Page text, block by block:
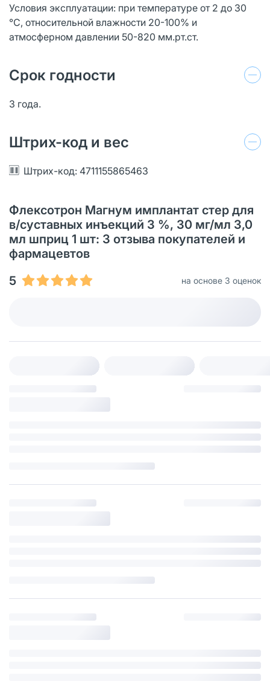
Условия эксплуатации: при температуре от 2 до 30
°C, относительной влажности 20-100% и
атмосферном давлении 50-820 мм.рт.ст.
Срок годности
3 года.
Штрих-код и вес
Штрих-код: 4711155865463
Флексотрон Магнум имплантат стер для
в/суставных инъекций 3 %, 30 мг/мл 3,0
мл шприц 1 шт: 3 отзыва покупателей и
фармацевтов
5
на основе 3 оценок